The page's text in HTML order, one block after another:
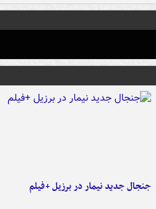
جنجال جدید نیمار در برزیل +فیلم